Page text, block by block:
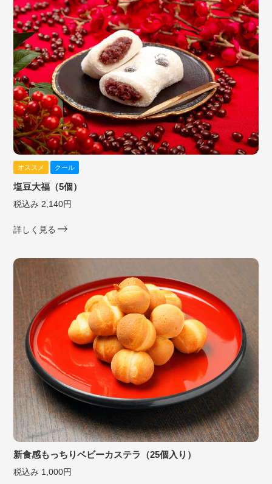
オススメ クール
塩豆大福（5個）
税込み 2,140円
詳しく見る
新食感もっちりベビーカステラ（25個入り）
税込み 1,000円